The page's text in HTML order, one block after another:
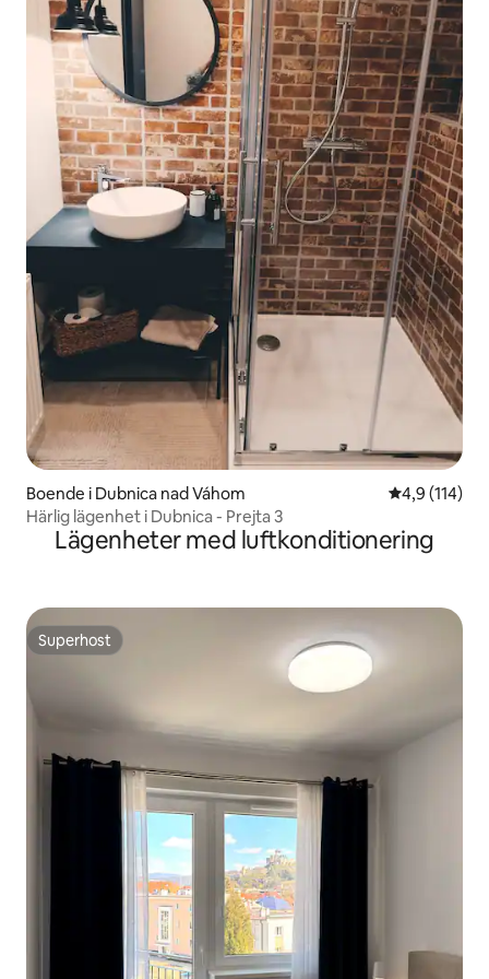
Boende i Dubnica nad Váhom 4,9 av 5 i
4,9 (114)
Härlig lägenhet i Dubnica - Prejta 3
Lägenheter med luftkonditionering
Superhost
Superhost